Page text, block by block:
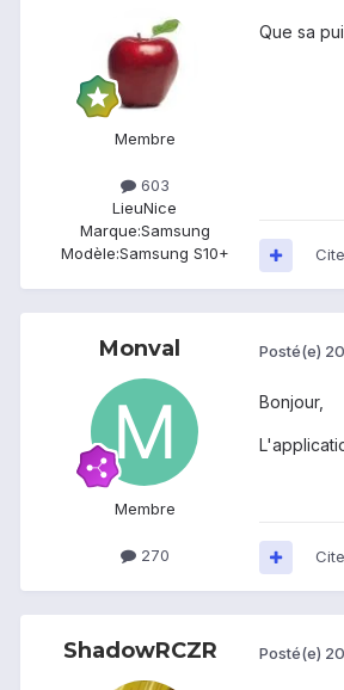
Membre
603
LieuNice
Marque:Samsung
Modèle:Samsung S10+
Que sa
Monval
Membre
270
Posté(e)
Bonjour,
ShadowRCZR Posté(e)